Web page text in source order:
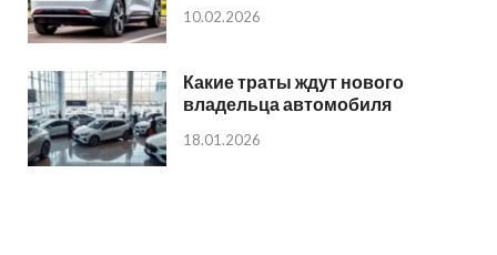
10.02.2026
Какие траты ждут нового
владельца автомобиля
18.01.2026